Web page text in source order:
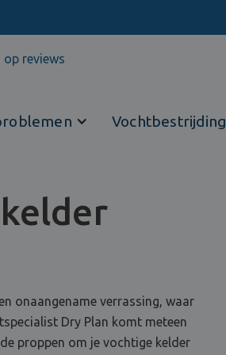
op reviews
Vochtbestrijding
onaangename verrassing, waar
Dry Plan komt meteen
proppen om je vochtige kelder